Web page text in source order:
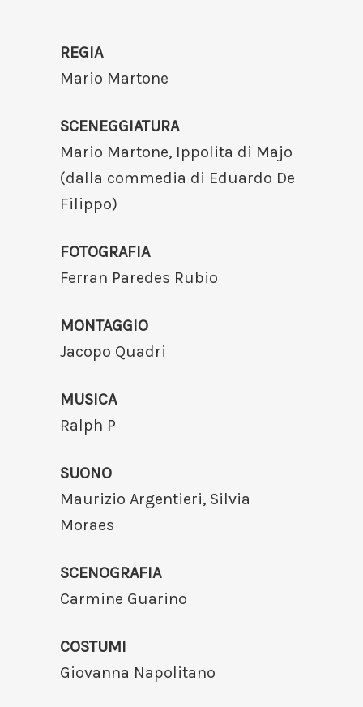
REGIA
Mario Martone
SCENEGGIATURA
Mario Martone, Ippolita di Majo
(dalla commedia di Eduardo De
Filippo)
FOTOGRAFIA
Ferran Paredes Rubio
MONTAGGIO
Jacopo Quadri
MUSICA
Ralph P
SUONO
Maurizio Argentieri, Silvia
Moraes
SCENOGRAFIA
Carmine Guarino
COSTUMI
Giovanna Napolitano